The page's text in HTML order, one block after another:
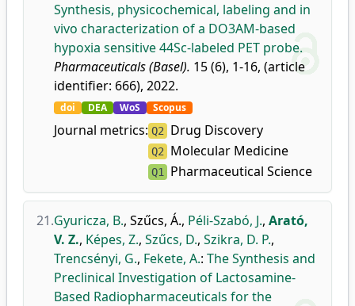
Synthesis, physicochemical, labeling and in
vivo characterization of a DO3AM-based
hypoxia sensitive 44Sc-labeled PET probe.
Pharmaceuticals (Basel). 15 (6), 1-16, (article
identifier: 666), 2022.
doi DEA WoS Scopus
Journal metrics: Q2 Drug Discovery
Q2 Molecular Medicine
Q1 Pharmaceutical Science
21.Gyuricza, B., Szűcs, Á., Péli-Szabó, J., Arató,
V. Z., Képes, Z., Szűcs, D., Szikra, D. P.,
Trencsényi, G., Fekete, A.: The Synthesis and
Preclinical Investigation of Lactosamine-
Based Radiopharmaceuticals for the